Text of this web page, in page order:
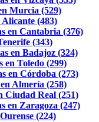
Murcia (529)
(483)
en Cantabria (376)
(343)
en Badajoz (324)
en Toledo (299)
en Córdoba (273)
Almería (258)
Ciudad Real (251)
en Zaragoza (247)
(224)